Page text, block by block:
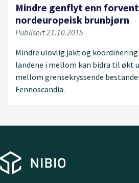
Mindre genflyt enn
nordeuropeisk brunbjørn
Publisert 21.10.2015
Mindre ulovlig jakt og
landene i mellom kan bidra til økt
mellom grensekryssende
Fennoscandia.